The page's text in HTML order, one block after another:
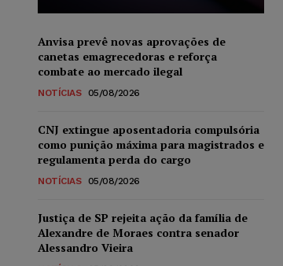
Anvisa prevê novas aprovações de
canetas emagrecedoras e reforça
combate ao mercado ilegal
NOTÍCIAS 05/08/2026
CNJ extingue aposentadoria compulsória
como punição máxima para magistrados e
regulamenta perda do cargo
NOTÍCIAS 05/08/2026
Justiça de SP rejeita ação da família de
Alexandre de Moraes contra senador
Alessandro Vieira